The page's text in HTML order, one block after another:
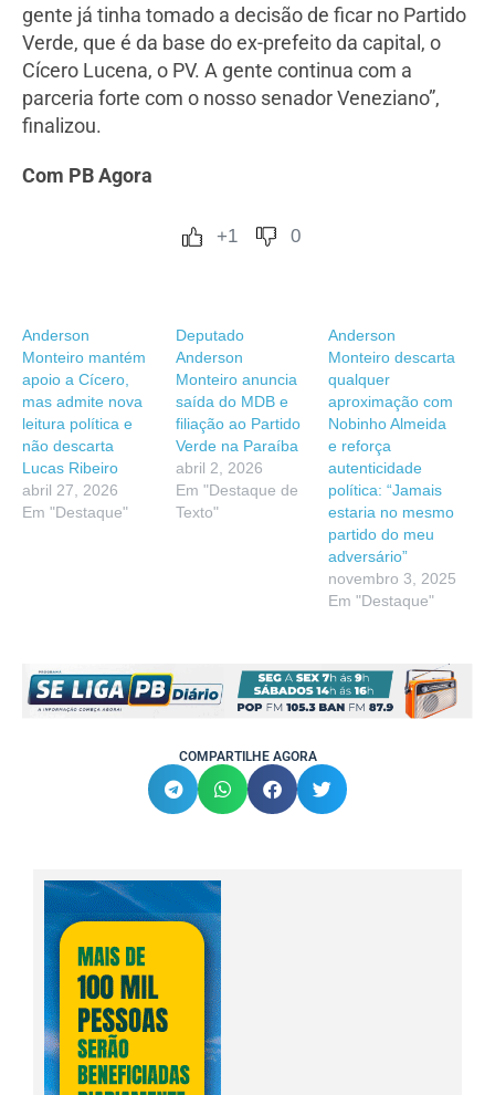
gente já tinha tomado a decisão de ficar no Partido
Verde, que é da base do ex-prefeito da capital, o
Cícero Lucena, o PV. A gente continua com a
parceria forte com o nosso senador Veneziano”,
finalizou.
Com PB Agora
+1 0
Anderson
Monteiro mantém
apoio a Cícero,
mas admite nova
leitura política e
não descarta
Lucas Ribeiro
abril 27, 2026
Em "Destaque"
Deputado
Anderson
Monteiro anuncia
saída do MDB e
filiação ao Partido
Verde na Paraíba
abril 2, 2026
Em "Destaque de
Texto"
Anderson
Monteiro descarta
qualquer
aproximação com
Nobinho Almeida
e reforça
autenticidade
política: “Jamais
estaria no mesmo
partido do meu
adversário”
novembro 3, 2025
Em "Destaque"
COMPARTILHE AGORA